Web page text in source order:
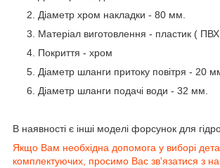
Діаметр хром накладки - 80 мм.
Матеріал виготовлення - пластик (
Покриття - хром
Діаметр шланги притоку повітря - 20
Діаметр шланги подачі води - 32 мм.
В наявності є інші моделі форсунок для
Якщо Вам необхідна допомога у виборі
комплектуючих, просимо Вас зв'язатися з